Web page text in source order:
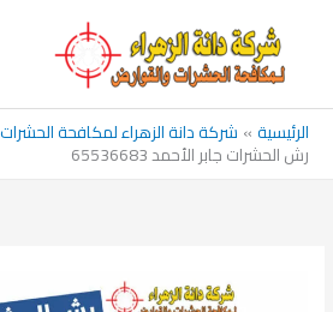
المحتوى
الرئيسية شركة دانة الزهراء لمكافحة الحشرات 65536683
رش الحشرات جابر الأحمد 65536683